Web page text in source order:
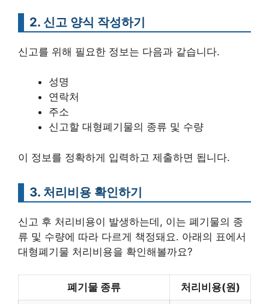
2. 신고 양식 작성하기
신고를 위해 필요한 정보는 다음과 같습니다.
성명
연락처
주소
신고할 대형폐기물의 종류 및 수량
이 정보를 정확하게 입력하고 제출하면 됩니다.
3. 처리비용 확인하기
신고 후 처리비용이 발생하는데, 이는 폐기물의 종
류 및 수량에 따라 다르게 책정돼요. 아래의 표에서
대형폐기물 처리비용을 확인해볼까요?
폐기물 종류 처리비용(원)